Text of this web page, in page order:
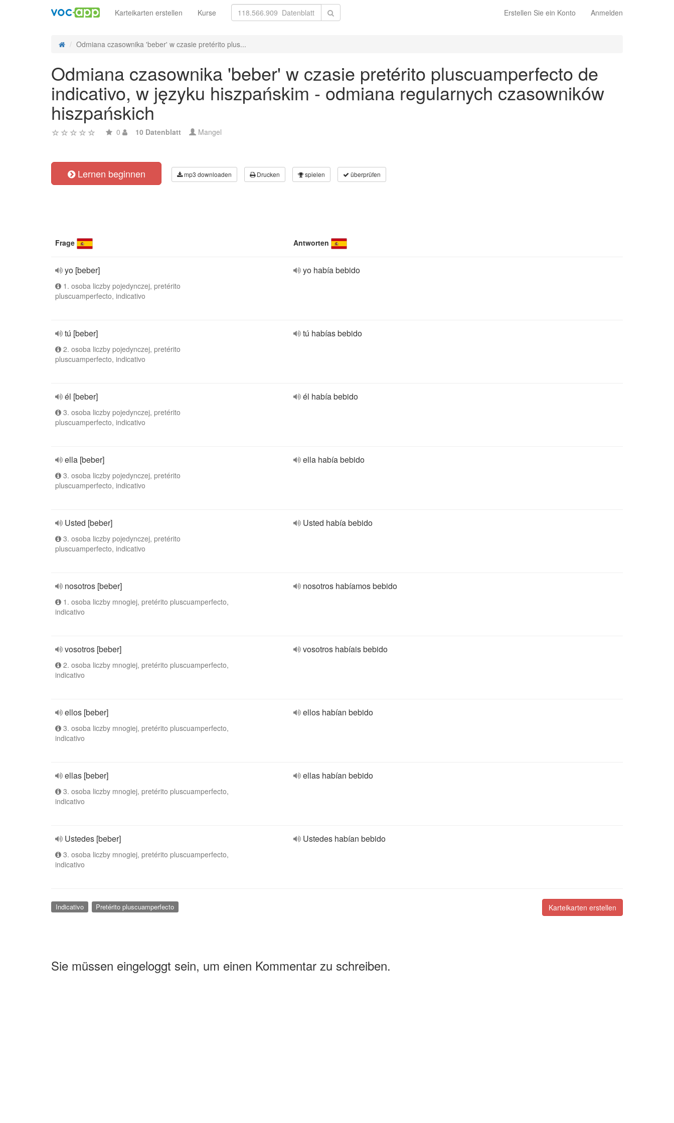
Erstellen Sie ein Konto Anmelden
Karteikarten erstellen Kurse
Odmiana czasownika 'beber' w czasie pretérito plus...
Odmiana czasownika 'beber' w czasie pretérito pluscuamperfecto de
indicativo, w języku hiszpańskim - odmiana regularnych czasowników
hiszpańskich
0 10 Datenblatt Mangel
Lernen beginnen mp3 downloaden Drucken spielen überprüfen
Frage Antworten
yo [beber]
1. osoba liczby pojedynczej, pretérito
pluscuamperfecto, indicativo
yo había bebido
tú [beber]
2. osoba liczby pojedynczej, pretérito
pluscuamperfecto, indicativo
tú habías bebido
él [beber]
3. osoba liczby pojedynczej, pretérito
pluscuamperfecto, indicativo
él había bebido
ella [beber]
3. osoba liczby pojedynczej, pretérito
pluscuamperfecto, indicativo
ella había bebido
Usted [beber]
3. osoba liczby pojedynczej, pretérito
pluscuamperfecto, indicativo
Usted había bebido
nosotros [beber]
1. osoba liczby mnogiej, pretérito pluscuamperfecto,
indicativo
nosotros habíamos bebido
vosotros [beber]
2. osoba liczby mnogiej, pretérito pluscuamperfecto,
indicativo
vosotros habíais bebido
ellos [beber]
3. osoba liczby mnogiej, pretérito pluscuamperfecto,
indicativo
ellos habían bebido
ellas [beber]
3. osoba liczby mnogiej, pretérito pluscuamperfecto,
indicativo
ellas habían bebido
Ustedes [beber]
3. osoba liczby mnogiej, pretérito pluscuamperfecto,
indicativo
Ustedes habían bebido
Karteikarten erstellen
Indicativo Pretérito pluscuamperfecto
Sie müssen eingeloggt sein, um einen Kommentar zu schreiben.